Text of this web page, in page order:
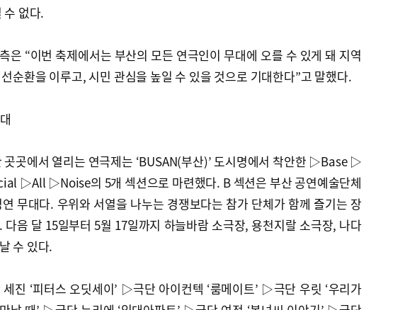
수 없다.
은 “이번 축제에서는 부산의 모든 연극인이 무대에 오를 수 있게 돼 지역
순환을 이루고, 시민 관심을 높일 수 있을 것으로 기대한다”고 말했다.
곳곳에서 열리는 연극제는 ‘BUSAN(부산)’ 도시명에서 착안한 ▷Base ▷
▷All ▷Noise의 5개 섹션으로 마련했다. B 섹션은 부산 공연예술단체
무대다. 우위와 서열을 나누는 경쟁보다는 참가 단체가 함께 즐기는 장
다음 달 15일부터 5월 17일까지 하늘바람 소극장, 용천지랄 소극장, 나다
수 있다.
진 ‘피터스 오딧세이’ ▷극단 아이컨텍 ‘룸메이트’ ▷극단 우릿 ‘우리가